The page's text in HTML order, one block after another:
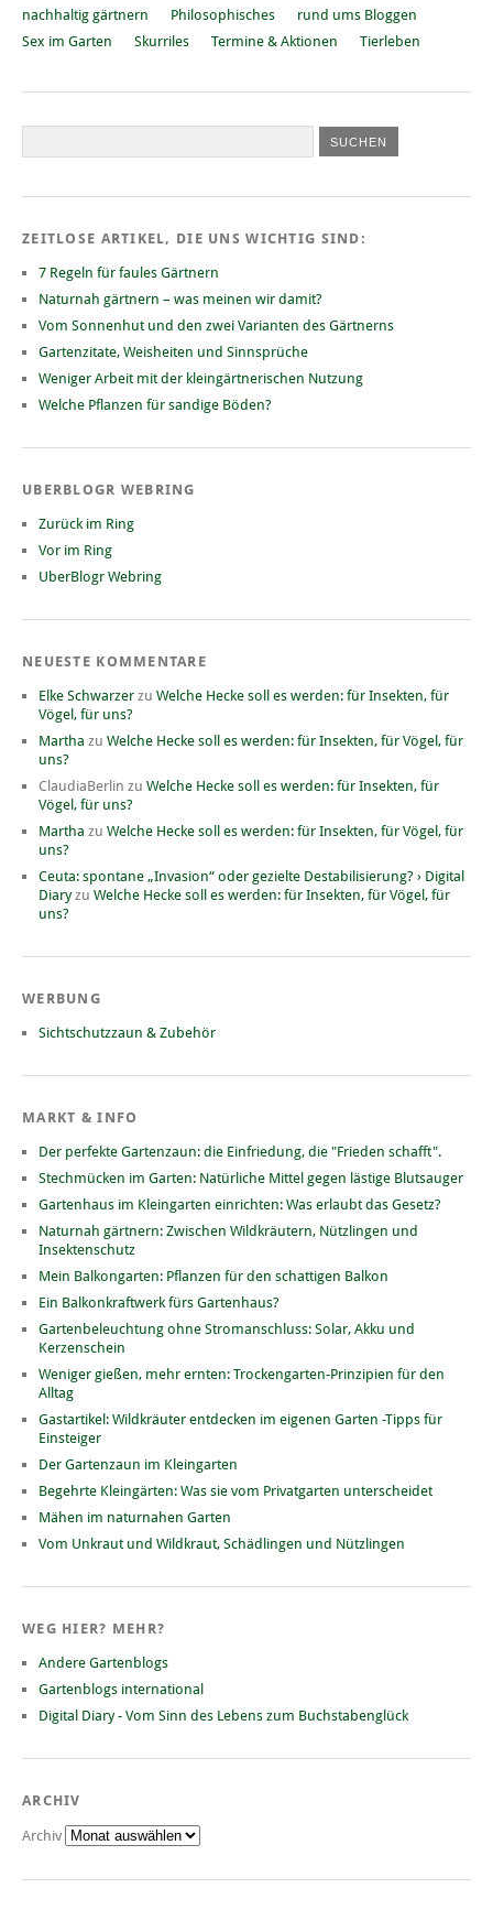
nachhaltig gärtnern
Philosophisches
rund ums Bloggen
Sex im Garten
Skurriles Termine & Aktionen Tierleben
ZEITLOSE ARTIKEL, DIE UNS WICHTIG SIND:
7 Regeln für faules Gärtnern
Naturnah gärtnern – was meinen wir damit?
Vom Sonnenhut und den zwei Varianten des Gärtnerns
Gartenzitate, Weisheiten und Sinnsprüche
Weniger Arbeit mit der kleingärtnerischen Nutzung
Welche Pflanzen für sandige Böden?
UBERBLOGR WEBRING
Zurück im Ring
Vor im Ring
UberBlogr Webring
NEUESTE KOMMENTARE
Elke Schwarzer zu Welche Hecke soll es werden: für Insekten, für
Vögel, für uns?
Martha zu Welche Hecke soll es werden: für Insekten, für Vögel, für
uns?
ClaudiaBerlin zu Welche Hecke soll es werden: für Insekten, für
Vögel, für uns?
Martha zu Welche Hecke soll es werden: für Insekten, für Vögel, für
uns?
Ceuta: spontane „Invasion“ oder gezielte Destabilisierung? › Digital
Diaryzu Welche Hecke soll es werden: für Insekten, für Vögel, für
uns?
WERBUNG
Sichtschutzzaun & Zubehör
MARKT & INFO
Der perfekte Gartenzaun: die Einfriedung, die "Frieden schafft".
Stechmücken im Garten: Natürliche Mittel gegen lästige Blutsauger
Gartenhaus im Kleingarten einrichten: Was erlaubt das Gesetz?
Naturnah gärtnern: Zwischen Wildkräutern, Nützlingen und
Insektenschutz
Mein Balkongarten: Pflanzen für den schattigen Balkon
Ein Balkonkraftwerk fürs Gartenhaus?
Gartenbeleuchtung ohne Stromanschluss: Solar, Akku und
Kerzenschein
Weniger gießen, mehr ernten: Trockengarten-Prinzipien für den
Alltag
Gastartikel: Wildkräuter entdecken im eigenen Garten -Tipps für
Einsteiger
Der Gartenzaun im Kleingarten
Begehrte Kleingärten: Was sie vom Privatgarten unterscheidet
Mähen im naturnahen Garten
Vom Unkraut und Wildkraut, Schädlingen und Nützlingen
WEG HIER? MEHR?
Andere Gartenblogs
Gartenblogs international
Digital Diary - Vom Sinn des Lebens zum Buchstabenglück
ARCHIV
Archiv